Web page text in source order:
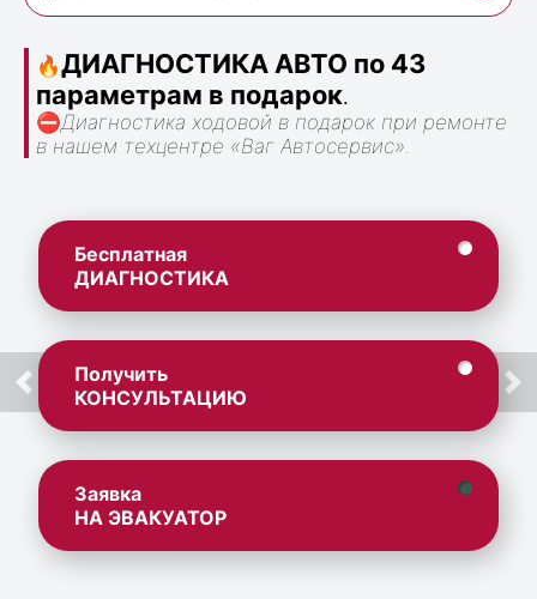
🔥ДИАГНОСТИКА АВТО по 43
параметрам в подарок.
⛔Диагностика ходовой в подарок при ремонте
в нашем техцентре «Ваг Автосервис».
Бесплатная
ДИАГНОСТИКА
Получить
КОНСУЛЬТАЦИЮ
Заявка
НА ЭВАКУАТОР